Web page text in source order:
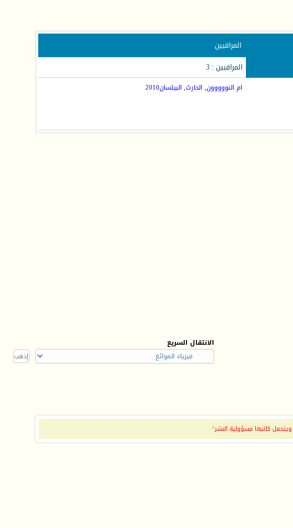
المراقبين
المراقبين : 3
ام النووووون, الحارث, البيلسان2010
الانتقال السريع
كاتبها مسؤولية النشر"